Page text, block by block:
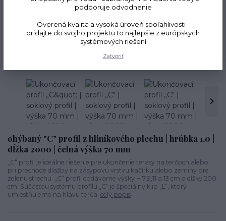
| dĺžka 2000 mm
ohýbaný "C" profil z hliníkového plechu | hrúbka 1,0 |
dĺžka 2000 | čelná výška 70 mm
„C“ profil je ideálne riešenie pre ukončenie terasy na terčoch alebo
pri prechode dlažby na zásypovú vrstvu kačírku alebo zeminy pre
zelenú strechu. „C“ profil dodávame výšky H 7,9,11 a 13 cm a dĺžky 200
cm. Súčasťou systému profilu „C“ je špeciálny klip „L“, ktorý
umiestňujeme na hlavu terča. celý popis
podporuje odvodnenie
Overená kvalita a vysoká úroveň spoľahlivosti -
pridajte do svojho projektu to najlepšie z európskych
systémových riešení
Zatvoriť